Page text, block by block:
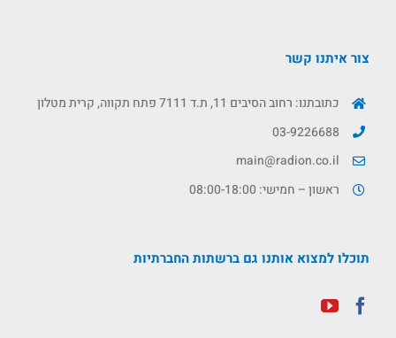
צור איתנו קשר
כתובתנו: רחוב הסיבים 11, ת.ד 7111 פתח תקווה, קרית מטלון
03-9226688
main@radion.co.il
ראשון – חמישי: 08:00-18:00
תוכלו למצוא אותנו גם ברשתות החברתיות